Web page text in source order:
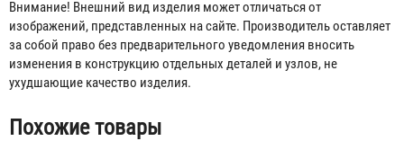
Внимание! Внешний вид изделия может отличаться от
изображений, представленных на сайте. Производитель оставляет
за собой право без предварительного уведомления вносить
изменения в конструкцию отдельных деталей и узлов, не
ухудшающие качество изделия.
Похожие товары
Контейнер для ртутных ламп КРЛ 1-90